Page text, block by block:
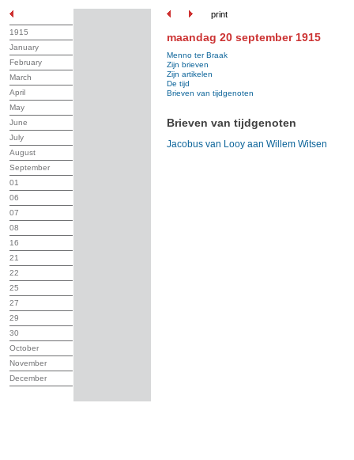
print
1915
January
February
March
April
May
June
July
August
September
01
06
07
08
16
21
22
25
27
29
30
October
November
December
maandag 20 september 1915
Menno ter Braak
Zijn brieven
Zijn artikelen
De tijd
Brieven van tijdgenoten
Brieven van tijdgenoten
Jacobus van Looy aan Willem Witsen